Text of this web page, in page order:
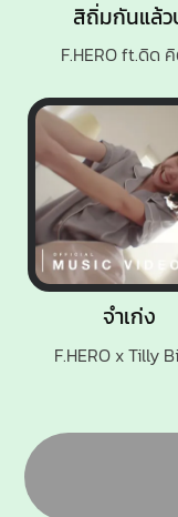
จำเก่ง
F.HERO x Tilly
สิถิ่มกันแล้ว
F.HERO ft.ดิด